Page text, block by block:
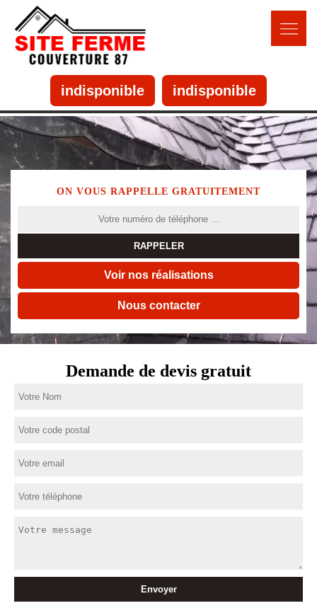
indisponible indisponible
ON VOUS RAPPELLE GRATUITEMENT
Voir nos réalisations
Nous contacter
Demande de devis gratuit